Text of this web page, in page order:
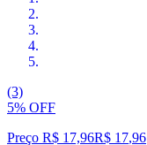
(3)
5% OFF
Preço R$ 17,96R$ 17,96